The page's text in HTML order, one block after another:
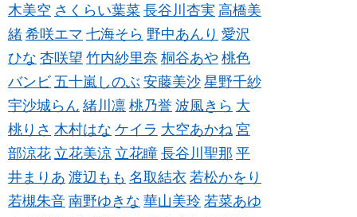
木美空 さくらい葉菜 長谷川杏実 高橋美
緒 希咲エマ 七海そら 野中あんり 愛沢
ひな 杏咲望 竹内紗里奈 桐谷あや 桃色
バンビ 五十嵐しのぶ 安藤美沙 星野千紗
宇沙城らん 緒川凛 桃乃誉 波風きら 大
桃りさ 木村はな ケイラ 大空あかね 宮
部涼花 立花美涼 立花瞳 長谷川聖那 平
井まりあ 渡辺もも 名取結衣 若松かをり
若槻朱音 南野ゆきな 華山美玲 若菜あゆ